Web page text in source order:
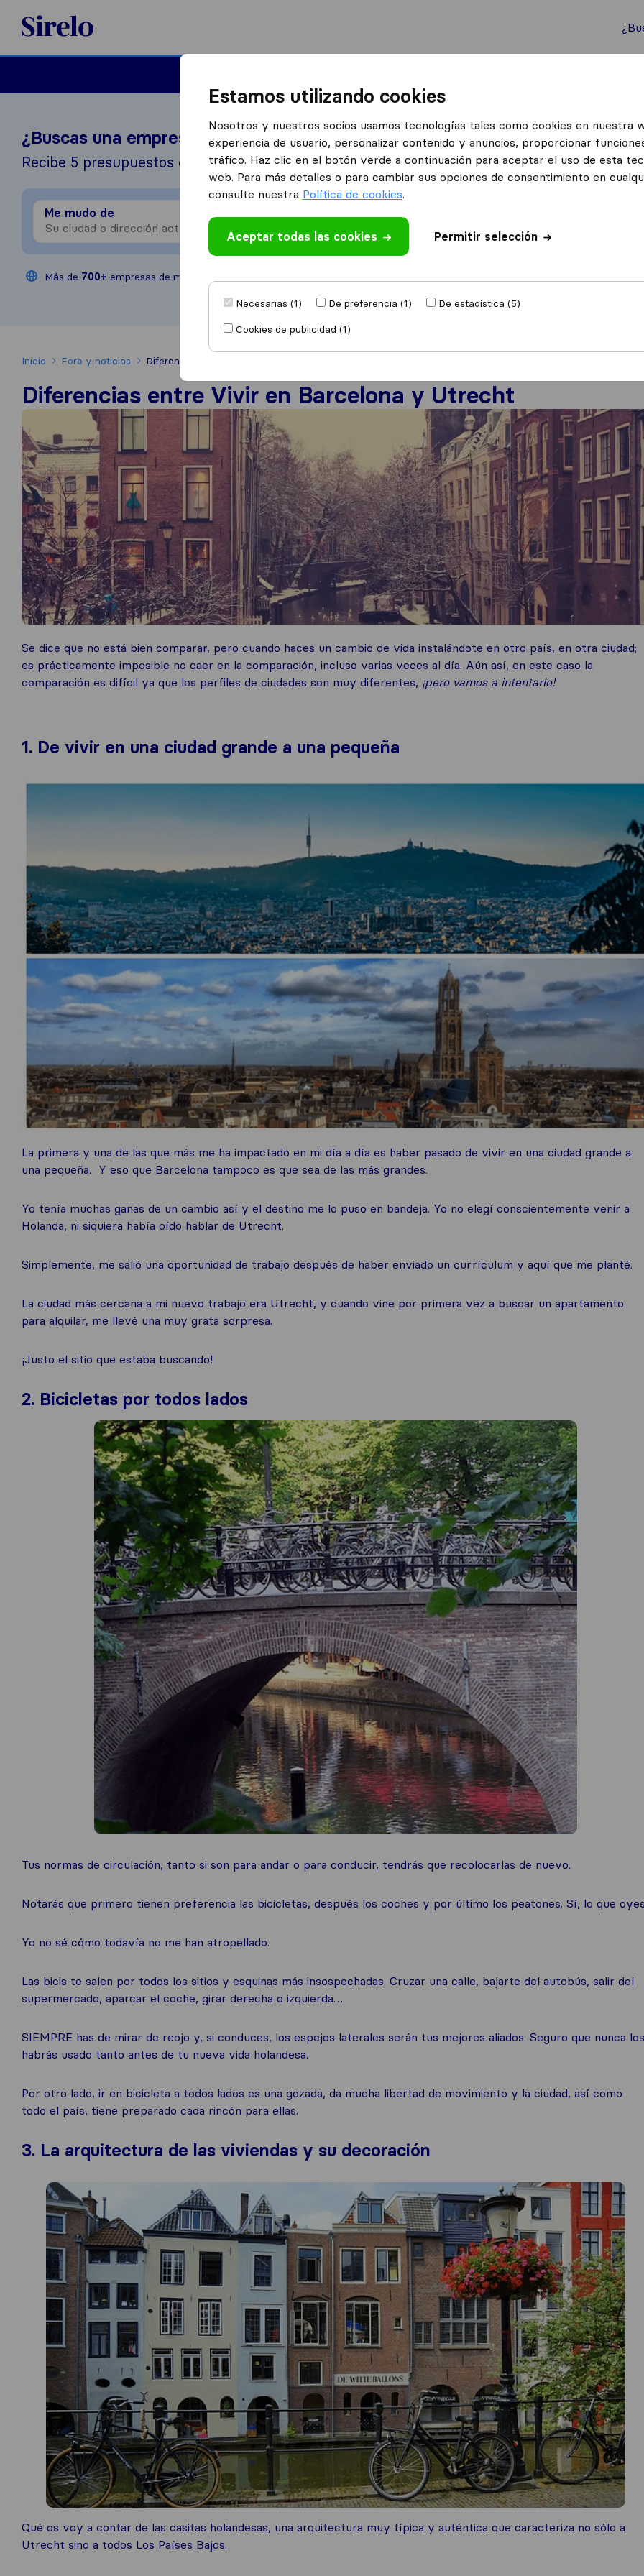
Sirelo.es
¿Buscas una empresa de mudanzas?
Recibe 5 presupuestos en 3 pasos
Me mudo de
Más de 700+ empresas de mudanzas
Inicio Foro y noticias Diferencias entre Vivir en Barcelona y Utrecht
Diferencias entre Vivir en Barcelona y Utrecht
Se dice que no está bien comparar, pero cuando haces un cambio de vida instalándote en otro país, en otra ciudad;
es prácticamente imposible no caer en la comparación, incluso varias veces al día. Aún así, en este caso la
comparación es difícil ya que los perfiles de ciudades son muy diferentes, ¡pero vamos a intentarlo!
1. De vivir en una ciudad grande a una pequeña
La primera y una de las que más me ha impactado en mi día a día es haber pasado de vivir en una ciudad grande a
una pequeña. Y eso que Barcelona tampoco es que sea de las más grandes.
Yo tenía muchas ganas de un cambio así y el destino me lo puso en bandeja. Yo no elegí conscientemente venir a
Holanda, ni siquiera había oído hablar de Utrecht.
Simplemente, me salió una oportunidad de trabajo después de haber enviado un currículum y aquí que me planté.
La ciudad más cercana a mi nuevo trabajo era Utrecht, y cuando vine por primera vez a buscar un apartamento
para alquilar, me llevé una muy grata sorpresa.
¡Justo el sitio que estaba buscando!
2. Bicicletas por todos lados
Tus normas de circulación, tanto si son para andar o para conducir, tendrás que recolocarlas de nuevo.
Notarás que primero tienen preferencia las bicicletas, después los coches y por último los peatones. Sí, lo que
Yo no sé cómo todavía no me han atropellado.
Las bicis te salen por todos los sitios y esquinas más insospechadas. Cruzar una calle, bajarte del autobús, salir del
supermercado, aparcar el coche, girar derecha o izquierda…
SIEMPRE has de mirar de reojo y, si conduces, los espejos laterales serán tus mejores aliados. Seguro que nunca los
habrás usado tanto antes de tu nueva vida holandesa.
Por otro lado, ir en bicicleta a todos lados es una gozada, da mucha libertad de movimiento y la ciudad, así como
todo el país, tiene preparado cada rincón para ellas.
3. La arquitectura de las viviendas y su decoración
Qué os voy a contar de las casitas holandesas, una arquitectura muy típica y auténtica que caracteriza no sólo a
Utrecht sino a todos Los Países Bajos.
Estamos utilizando cookies
Nosotros y nuestros socios usamos tecnologías tales como cookies en nuestra
experiencia de usuario, personalizar contenido y anuncios, proporcionar
tráfico. Haz clic en el botón verde a continuación para aceptar el uso de esta
web. Para más detalles o para cambiar sus opciones de consentimiento en
consulte nuestra Política de cookies.
Aceptar todas las cookies Permitir selección
Necesarias (1) De preferencia (1)
De estadística (5)
Cookies de publicidad (1)